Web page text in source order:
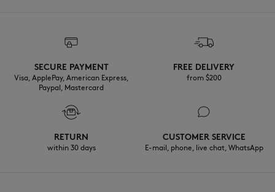
SECURE PAYMENT
Visa, ApplePay, American Express,
Paypal, Mastercard
FREE DELIVERY
from $200
RETURN
within 30 days
CUSTOMER SERVICE
E-mail, phone, live chat, WhatsApp